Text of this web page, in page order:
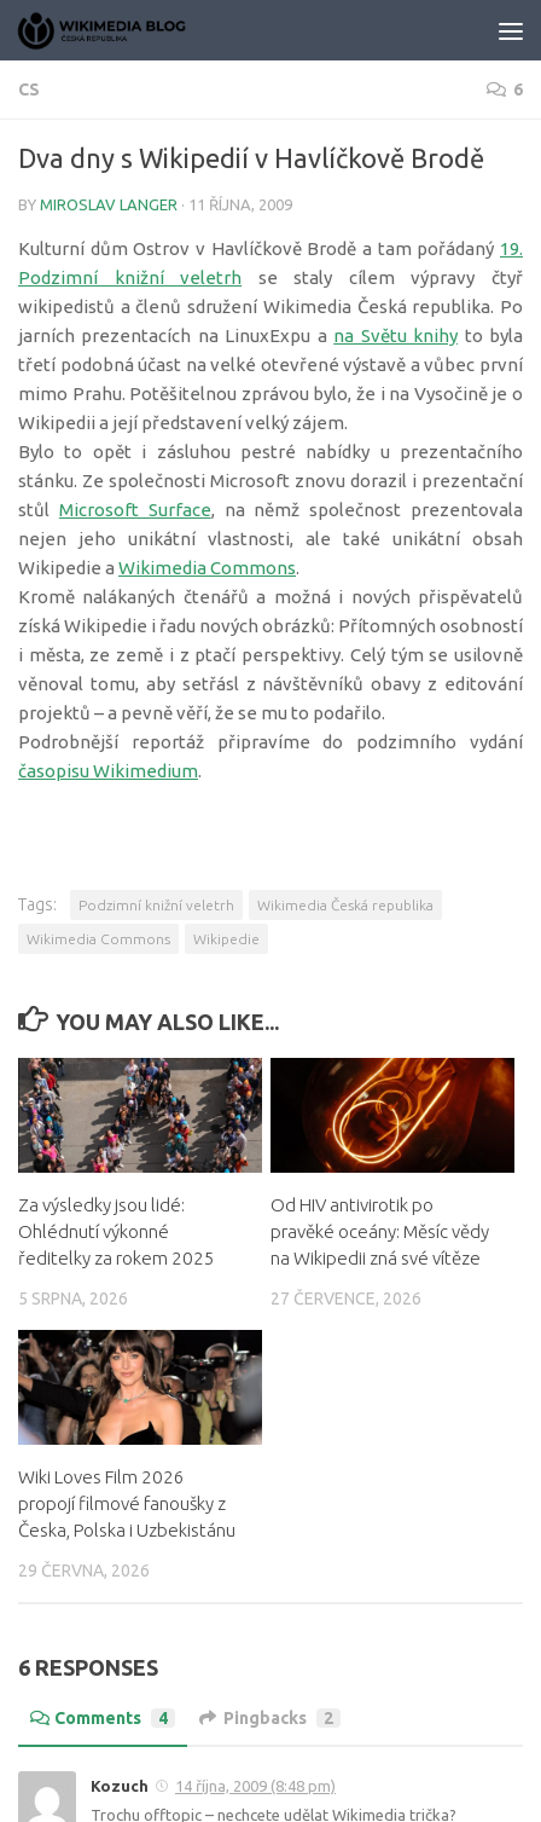
Skip to content
CS 6
Dva dny s Wikipedií v Havlíčkově Brodě
BY MIROSLAV LANGER · 11 ŘÍJNA, 2009
Kulturní dům Ostrov v Havlíčkově Brodě a tam pořádaný 19.
Podzimní knižní veletrh se staly cílem výpravy čtyř
wikipedistů a členů sdružení Wikimedia Česká republika. Po
jarních prezentacích na LinuxExpu a na Světu knihy to byla
třetí podobná účast na velké otevřené výstavě a vůbec první
mimo Prahu. Potěšitelnou zprávou bylo, že i na Vysočině je o
Wikipedii a její představení velký zájem.
Bylo to opět i zásluhou pestré nabídky u prezentačního
stánku. Ze společnosti Microsoft znovu dorazil i prezentační
stůl Microsoft Surface, na němž společnost prezentovala
nejen jeho unikátní vlastnosti, ale také unikátní obsah
Wikipedie a Wikimedia Commons.
Kromě nalákaných čtenářů a možná i nových přispěvatelů
získá Wikipedie i řadu nových obrázků: Přítomných osobností
i města, ze země i z ptačí perspektivy. Celý tým se usilovně
věnoval tomu, aby setřásl z návštěvníků obavy z editování
projektů – a pevně věří, že se mu to podařilo.
Podrobnější reportáž připravíme do podzimního vydání
časopisu Wikimedium.
Tags: Podzimní knižní veletrh Wikimedia Česká republika
Wikimedia Commons Wikipedie
YOU MAY ALSO LIKE...
Za výsledky jsou lidé:
Ohlédnutí výkonné
ředitelky za rokem 2025
5 SRPNA, 2026
Od HIV antivirotik po
pravěké oceány: Měsíc vědy
na Wikipedii zná své vítěze
27 ČERVENCE, 2026
Wiki Loves Film 2026
propojí filmové fanoušky z
Česka, Polska i Uzbekistánu
29 ČERVNA, 2026
6 RESPONSES
Comments 4 Pingbacks 2
Kozuch
14 října, 2009 (8:48 pm)
Trochu offtopic – nechcete udělat Wikimedia trička?